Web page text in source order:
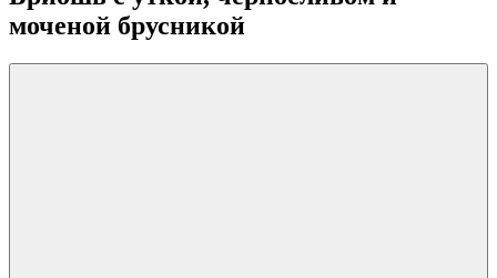
моченой брусникой